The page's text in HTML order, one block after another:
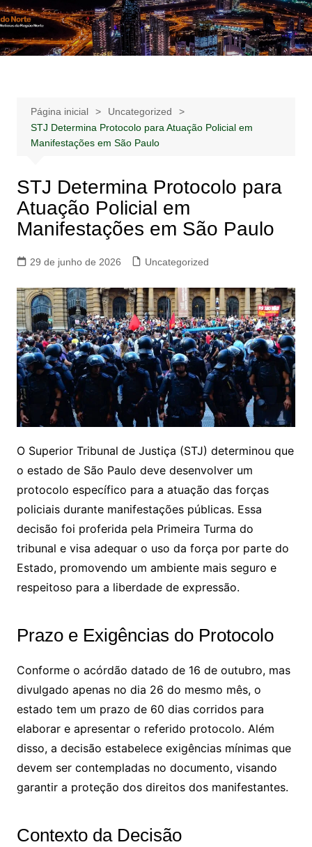
Ir
para
o
Notícias –
Publicidades –
Notícias – Publicidades – Anúncios
Página inicial
Uncategorized
STJ Determina Protocolo para Atuação Policial em
Manifestações em São Paulo
STJ Determina Protocolo para
Atuação Policial em
Manifestações em São Paulo
29 de junho de 2026 Uncategorized
O Superior Tribunal de Justiça (STJ) determinou que
o estado de São Paulo deve desenvolver um
protocolo específico para a atuação das forças
policiais durante manifestações públicas. Essa
decisão foi proferida pela Primeira Turma do
tribunal e visa adequar o uso da força por parte do
Estado, promovendo um ambiente mais seguro e
respeitoso para a liberdade de expressão.
Prazo e Exigências do Protocolo
Conforme o acórdão datado de 16 de outubro, mas
divulgado apenas no dia 26 do mesmo mês, o
estado tem um prazo de 60 dias corridos para
elaborar e apresentar o referido protocolo. Além
disso, a decisão estabelece exigências mínimas que
devem ser contempladas no documento, visando
garantir a proteção dos direitos dos manifestantes.
Contexto da Decisão